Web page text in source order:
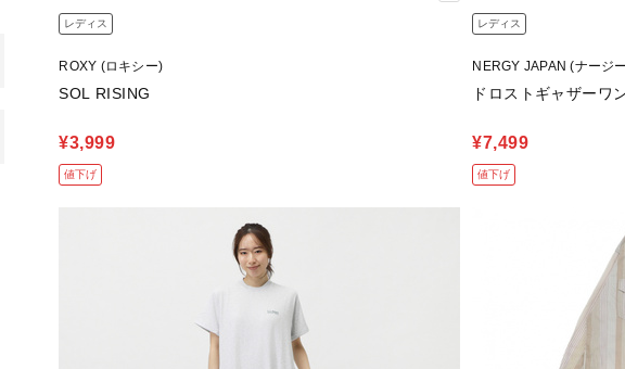
レディス
ROXY (ロキシー)
SOL RISING
¥3,999
値下げ
レディス
NERGY JAPAN (ナージ
ドロストギャザーワ
¥7,499
値下げ